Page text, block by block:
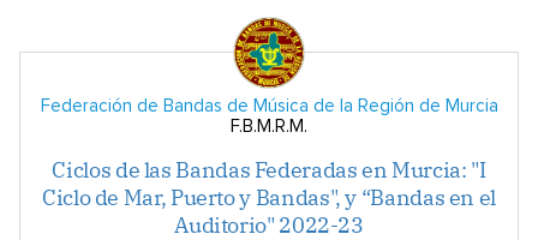
Federación de Bandas de Música de la Región de Murcia
F.B.M.R.M.
Ciclos de las Bandas Federadas en Murcia: "I
Ciclo de Mar, Puerto y Bandas", y “Bandas en el
Auditorio" 2022-23